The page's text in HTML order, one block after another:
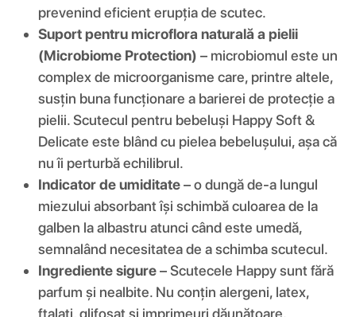
prevenind eficient erupția de scutec.
Suport pentru microflora naturală a pielii
(Microbiome Protection) – microbiomul este un
complex de microorganisme care, printre altele,
susțin buna funcționare a barierei de protecție a
pielii. Scutecul pentru bebeluși Happy Soft &
Delicate este blând cu pielea bebelușului, așa că
nu îi perturbă echilibrul.
Indicator de umiditate– o dungă de-a lungul
miezului absorbant își schimbă culoarea de la
galben la albastru atunci când este umedă,
semnalând necesitatea de a schimba scutecul.
Ingrediente sigure– Scutecele Happy sunt fără
parfum și nealbite. Nu conțin alergeni, latex,
ftalați, glifosat și imprimeuri dăunătoare.